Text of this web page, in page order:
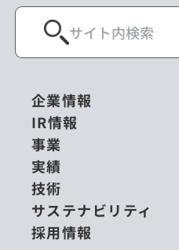
企業情報
IR情報
事業
実績
技術
サステナビリティ
採用情報